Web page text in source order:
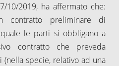
10/2019, ha affermato che:
contratto preliminare di
le parti si obbligano a
contratto che preveda
specie, relativo ad una